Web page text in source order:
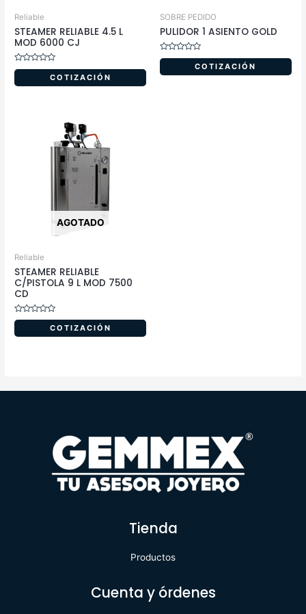
Reliable
STEAMER RELIABLE 4.5 L
MOD 6000 CJ
Valorado
0
COTIZACIÓN
SOBRE PEDIDO
PULIDOR 1 ASIENTO GOLD
Valorado
0
COTIZACIÓN
AGOTADO
Reliable
STEAMER RELIABLE
C/PISTOLA 9 L MOD 7500
CD
Valorado
0
COTIZACIÓN
Tienda
Productos
Cuenta y órdenes